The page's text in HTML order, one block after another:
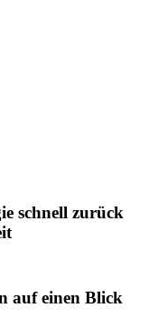
schnell zurück
auf einen Blick